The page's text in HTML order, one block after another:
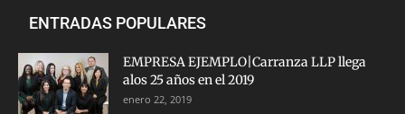
ENTRADAS POPULARES
EMPRESA EJEMPLO|Carranza LLP llega
alos 25 años en el 2019
enero 22, 2019